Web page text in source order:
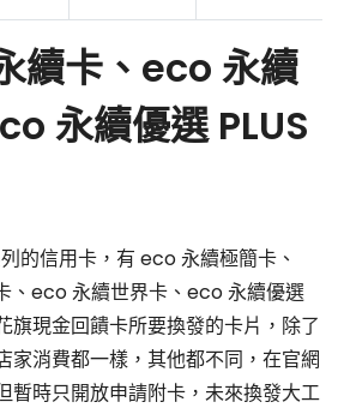
續卡、eco 永續
永續優選 PLUS
的信用卡，有 eco 永續極簡卡、
、eco 永續世界卡、eco 永續優選
旗現金回饋卡所要換發的卡片，除了
家消費都一樣，其他都不同，在官網
暫時只開放申請附卡，未來換發大工